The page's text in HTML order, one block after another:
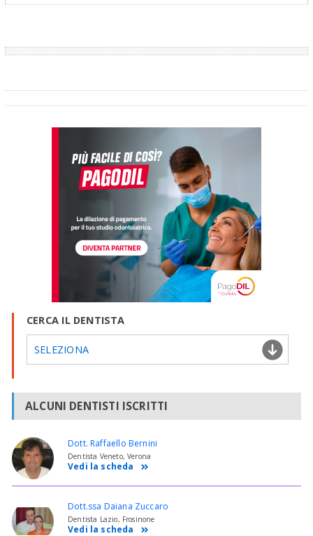
CERCA IL DENTISTA
SELEZIONA
ALCUNI DENTISTI ISCRITTI
Dott. Raffaello Bernini
Dentista Veneto, Verona
Vedi la scheda
Dott.ssa Daiana Zuccaro
Dentista Lazio, Frosinone
Vedi la scheda